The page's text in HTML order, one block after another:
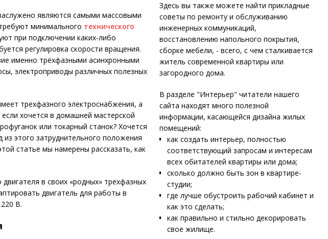
являются самыми массовыми
минимального технического
при подключении каких-либо
регулировка скорости вращения.
именно трёхфазными асинхронными
электроприводы различных полезных
трехфазного электроснабжения, а
хочется в домашней мастерской
или токарный станок? Хочется
этого затруднительного положения
статье мы намерены рассказать, как
в своих «родных» трехфазных
двигатель для работы в
В.
Здесь вы также можете найти прикладные
советы по ремонту и обслуживанию
инженерных коммуникаций,
восстановлению напольного покрытия,
сборке мебели, - всего, с чем сталкивается
житель современной квартиры или
загородного дома.
В разделе "Интерьер" читатели нашего
сайта находят много полезной
информации, касающейся дизайна жилых
помещений:
как создать интерьер, полностью
соответствующий запросам и интересам
всех обитателей квартиры или дома;
сколько должно быть зон в квартире-
студии;
где лучше обустроить рабочий кабинет и
как это сделать;
как правильно и стильно декорировать
свое жилище.